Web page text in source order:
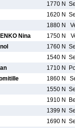
1770 N
1620 N
1880 N
Nina 1750 N
1760 N
1540 N
1710 N
1860 N
1550 N
1910 N
1399 N
1690 N